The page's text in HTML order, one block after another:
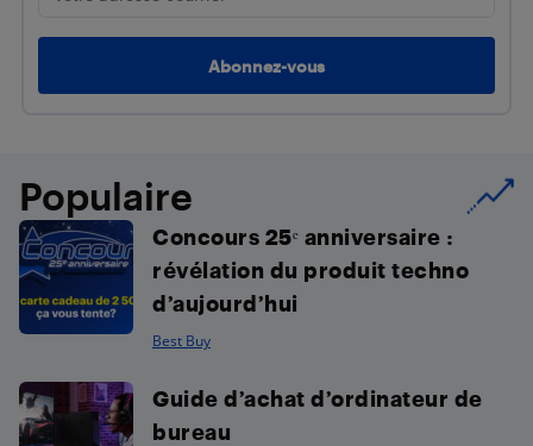
Populaire
Concours 25ᵉ anniversaire :
révélation du produit techno
d’aujourd’hui
Best Buy
Guide d’achat d’ordinateur de
bureau